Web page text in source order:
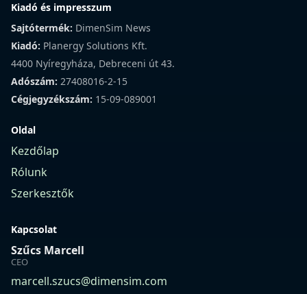
Kiadó és impresszum
Sajtótermék: DimenSim News
Kiadó: Planergy Solutions Kft.
4400 Nyíregyháza, Debreceni út 43.
Adószám: 27408016-2-15
Cégjegyzékszám: 15-09-089001
Oldal
Kezdőlap
Rólunk
Szerkesztők
Kapcsolat
Szűcs Marcell
CEO
marcell.szucs@dimensim.com